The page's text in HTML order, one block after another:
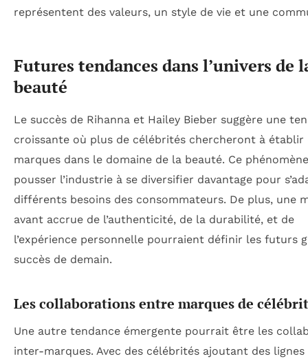
représentent des valeurs, un style de vie et une
Futures tendances dans l’univers de
beauté
Le succès de Rihanna et Hailey Bieber suggère une
croissante où plus de célébrités chercheront à établir
marques dans le domaine de la beauté. Ce
pousser l’industrie à se diversifier davantage pour
différents besoins des consommateurs. De plus, une
avant accrue de l’authenticité, de la durabilité, et de
l’expérience personnelle pourraient définir les futurs
succès de demain.
Les collaborations entre marques de
Une autre tendance émergente pourrait être les
inter-marques. Avec des célébrités ajoutant des lignes